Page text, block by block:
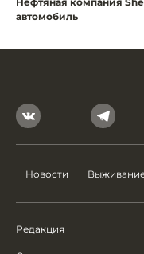
автомобиль
Новости
Редакция